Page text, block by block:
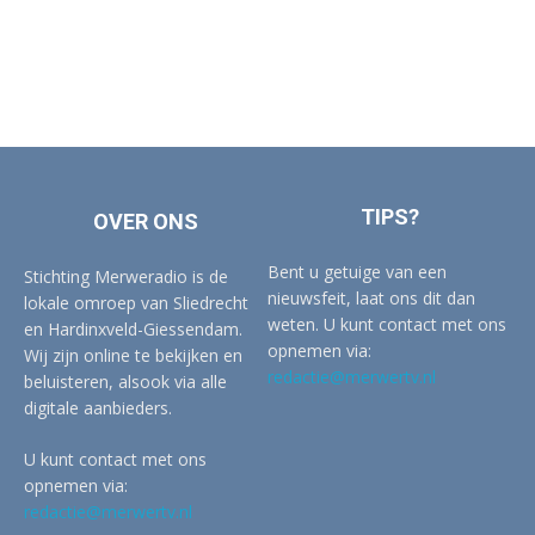
OVER ONS
Stichting Merweradio is de
lokale omroep van Sliedrecht
en Hardinxveld-Giessendam.
Wij zijn online te bekijken en
beluisteren, alsook via alle
digitale aanbieders.
U kunt contact met ons
opnemen via:
redactie@merwertv.nl
TIPS?
Bent u getuige van een
nieuwsfeit, laat ons dit dan
weten. U kunt contact met ons
opnemen via:
redactie@merwertv.nl